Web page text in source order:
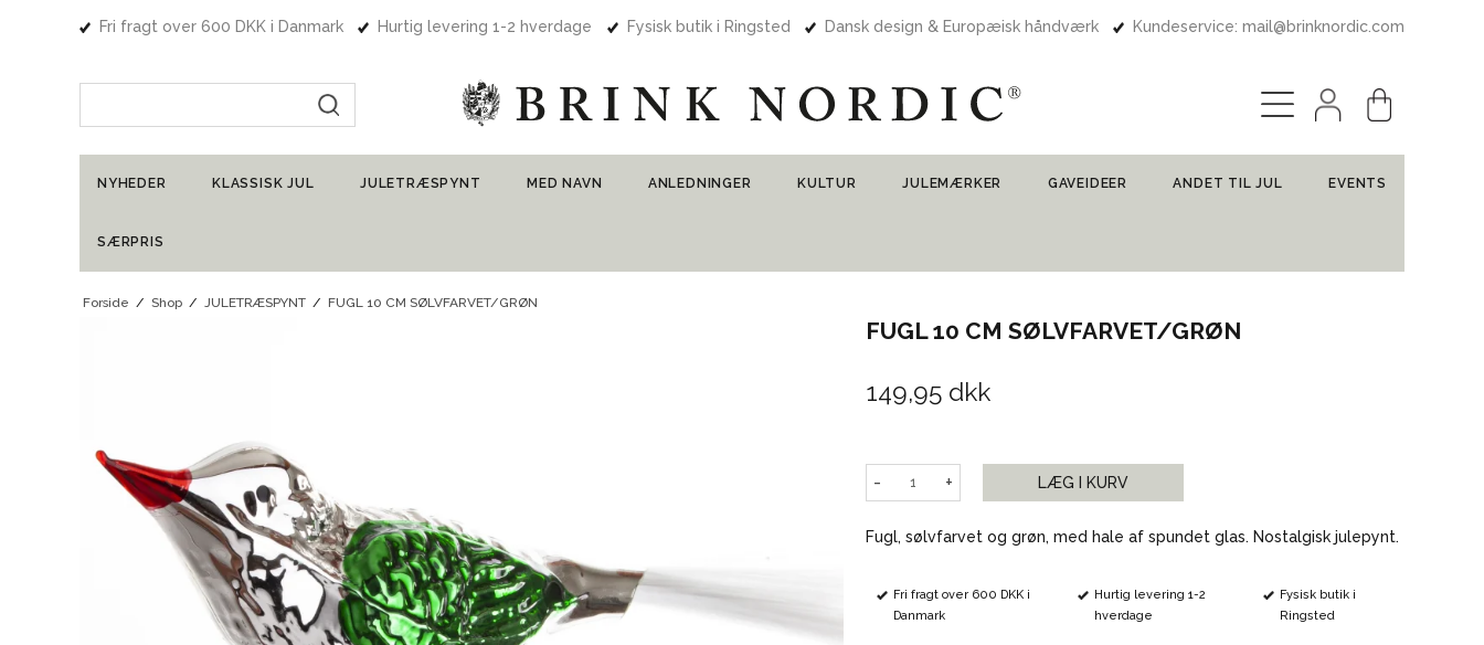
Fri fragt over 600 DKK i Danmark Hurtig levering 1-2 hverdage Fysisk butik i Ringsted Dansk design & Europæisk håndværk Kundeservice: mail@brinknordic.com
NYHEDER KLASSISK JUL JULETRÆSPYNT MED NAVN ANLEDNINGER KULTUR JULEMÆRKER GAVEIDEER ANDET TIL JUL EVENTS
SÆRPRIS
Forside / Shop / JULETRÆSPYNT / FUGL 10 CM SØLVFARVET/GRØN
FUGL 10 CM SØLVFARVET/GRØN
149,95 dkk
- + LÆG I KURV
Fugl, sølvfarvet og grøn, med hale af spundet glas. Nostalgisk julepynt.
Fri fragt over 600 DKK i
Danmark
Hurtig levering 1-2
hverdage
Fysisk butik i
Ringsted